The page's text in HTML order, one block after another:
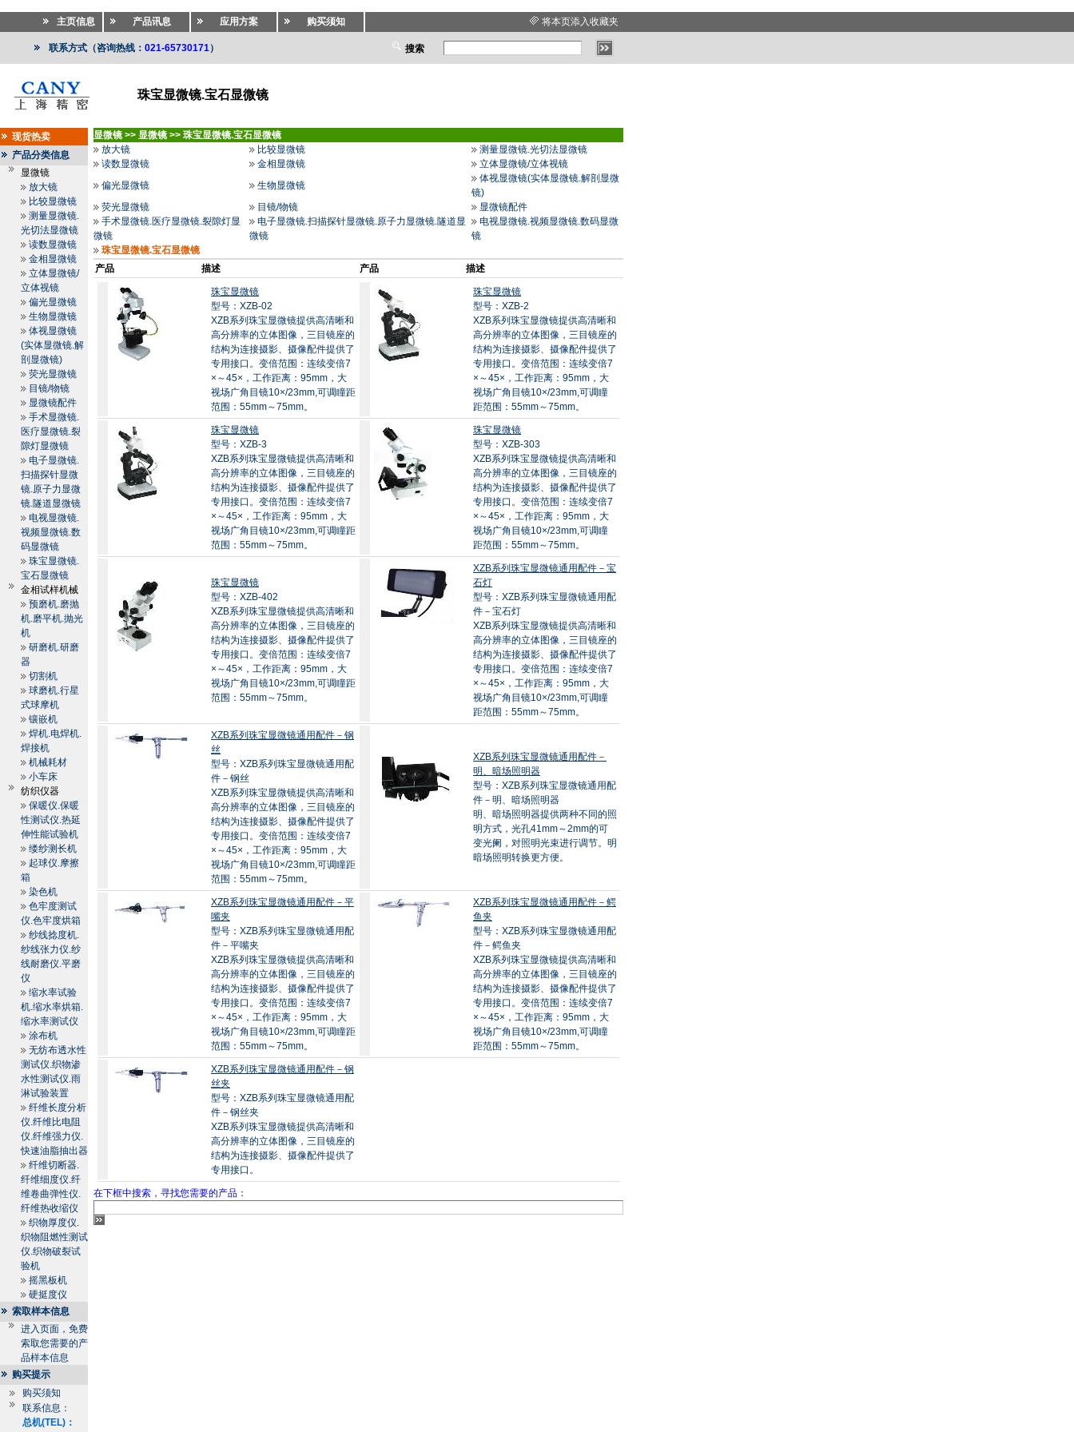
主页信息 产品讯息 应用方案 购买须知 将本页添入收藏夹
联系方式（咨询热线： 021-65730171） 搜索
珠宝显微镜.宝石显微镜
现货热卖
产品分类信息
显微镜
放大镜
比较显微镜
测量显微镜.
光切法显微镜
读数显微镜
金相显微镜
立体显微镜/
立体视镜
偏光显微镜
生物显微镜
体视显微镜
(实体显微镜.解
剖显微镜)
荧光显微镜
目镜/物镜
显微镜配件
手术显微镜.
医疗显微镜.裂
隙灯显微镜
电子显微镜.
扫描探针显微
镜.原子力显微
镜.隧道显微镜
电视显微镜.
视频显微镜.数
码显微镜
珠宝显微镜.
宝石显微镜
金相试样机械
预磨机.磨抛
机.磨平机.抛光
机
研磨机.研磨
器
切割机
球磨机.行星
式球摩机
镶嵌机
焊机.电焊机.
焊接机
机械耗材
小车床
纺织仪器
保暖仪.保暖
性测试仪.热延
伸性能试验机
缕纱测长机
起球仪.摩擦
箱
染色机
色牢度测试
仪.色牢度烘箱
纱线捻度机.
纱线张力仪.纱
线耐磨仪.平磨
仪
缩水率试验
机.缩水率烘箱.
缩水率测试仪
涂布机
无纺布透水性
测试仪.织物渗
水性测试仪.雨
淋试验装置
纤维长度分析
仪.纤维比电阻
仪.纤维强力仪.
快速油脂抽出器
纤维切断器.
纤维细度仪.纤
维卷曲弹性仪.
纤维热收缩仪
织物厚度仪.
织物阻燃性测试
仪.织物破裂试
验机
摇黑板机
硬挺度仪
索取样本信息
进入页面，免费
索取您需要的产
品样本信息
购买提示
购买须知
联系信息：
总机(TEL)：
显微镜 >> 显微镜 >> 珠宝显微镜.宝石显微镜
放大镜
比较显微镜
测量显微镜.光切法显微镜
读数显微镜
金相显微镜
立体显微镜/立体视镜
偏光显微镜
生物显微镜
体视显微镜(实体显微镜.解剖显微
镜)
荧光显微镜
目镜/物镜
显微镜配件
手术显微镜.医疗显微镜.裂隙灯显
微镜
电子显微镜.扫描探针显微镜.原子力显微镜.隧道显
微镜
电视显微镜.视频显微镜.数码显微
镜
珠宝显微镜.宝石显微镜
产品
描述 产品 描述
珠宝显微镜
型号：XZB-02
XZB系列珠宝显微镜提供高清晰和
高分辨率的立体图像，三目镜座的
结构为连接摄影、摄像配件提供了
专用接口。变倍范围：连续变倍7
×～45×，工作距离：95mm，大
视场广角目镜10×/23mm,可调瞳距
范围：55mm～75mm。
珠宝显微镜
型号：XZB-2
XZB系列珠宝显微镜提供高清晰和
高分辨率的立体图像，三目镜座的
结构为连接摄影、摄像配件提供了
专用接口。变倍范围：连续变倍7
×～45×，工作距离：95mm，大
视场广角目镜10×/23mm,可调瞳
距范围：55mm～75mm。
珠宝显微镜
型号：XZB-3
XZB系列珠宝显微镜提供高清晰和
高分辨率的立体图像，三目镜座的
结构为连接摄影、摄像配件提供了
专用接口。变倍范围：连续变倍7
×～45×，工作距离：95mm，大
视场广角目镜10×/23mm,可调瞳距
范围：55mm～75mm。
珠宝显微镜
型号：XZB-303
XZB系列珠宝显微镜提供高清晰和
高分辨率的立体图像，三目镜座的
结构为连接摄影、摄像配件提供了
专用接口。变倍范围：连续变倍7
×～45×，工作距离：95mm，大
视场广角目镜10×/23mm,可调瞳
距范围：55mm～75mm。
珠宝显微镜
型号：XZB-402
XZB系列珠宝显微镜提供高清晰和
高分辨率的立体图像，三目镜座的
结构为连接摄影、摄像配件提供了
专用接口。变倍范围：连续变倍7
×～45×，工作距离：95mm，大
视场广角目镜10×/23mm,可调瞳距
范围：55mm～75mm。
XZB系列珠宝显微镜通用配件－宝
石灯
型号：XZB系列珠宝显微镜通用配
件－宝石灯
XZB系列珠宝显微镜提供高清晰和
高分辨率的立体图像，三目镜座的
结构为连接摄影、摄像配件提供了
专用接口。变倍范围：连续变倍7
×～45×，工作距离：95mm，大
视场广角目镜10×/23mm,可调瞳
距范围：55mm～75mm。
XZB系列珠宝显微镜通用配件－钢
丝
型号：XZB系列珠宝显微镜通用配
件－钢丝
XZB系列珠宝显微镜提供高清晰和
高分辨率的立体图像，三目镜座的
结构为连接摄影、摄像配件提供了
专用接口。变倍范围：连续变倍7
×～45×，工作距离：95mm，大
视场广角目镜10×/23mm,可调瞳距
范围：55mm～75mm。
XZB系列珠宝显微镜通用配件－
明、暗场照明器
型号：XZB系列珠宝显微镜通用配
件－明、暗场照明器
明、暗场照明器提供两种不同的照
明方式，光孔41mm～2mm的可
变光阑，对照明光束进行调节。明
暗场照明转换更方便。
XZB系列珠宝显微镜通用配件－平
嘴夹
型号：XZB系列珠宝显微镜通用配
件－平嘴夹
XZB系列珠宝显微镜提供高清晰和
高分辨率的立体图像，三目镜座的
结构为连接摄影、摄像配件提供了
专用接口。变倍范围：连续变倍7
×～45×，工作距离：95mm，大
视场广角目镜10×/23mm,可调瞳距
范围：55mm～75mm。
XZB系列珠宝显微镜通用配件－鳄
鱼夹
型号：XZB系列珠宝显微镜通用配
件－鳄鱼夹
XZB系列珠宝显微镜提供高清晰和
高分辨率的立体图像，三目镜座的
结构为连接摄影、摄像配件提供了
专用接口。变倍范围：连续变倍7
×～45×，工作距离：95mm，大
视场广角目镜10×/23mm,可调瞳
距范围：55mm～75mm。
XZB系列珠宝显微镜通用配件－钢
丝夹
型号：XZB系列珠宝显微镜通用配
件－钢丝夹
XZB系列珠宝显微镜提供高清晰和
高分辨率的立体图像，三目镜座的
结构为连接摄影、摄像配件提供了
专用接口。
在下框中搜索，寻找您需要的产品：